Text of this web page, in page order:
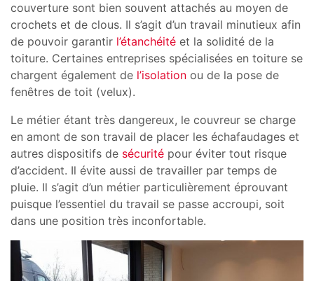
couverture sont bien souvent attachés au moyen de
crochets et de clous. Il s’agit d’un travail minutieux afin
de pouvoir garantir l’étanchéité et la solidité de la
toiture. Certaines entreprises spécialisées en toiture se
chargent également de l’isolation ou de la pose de
fenêtres de toit (velux).
Le métier étant très dangereux, le couvreur se charge
en amont de son travail de placer les échafaudages et
autres dispositifs de sécurité pour éviter tout risque
d’accident. Il évite aussi de travailler par temps de
pluie. Il s’agit d’un métier particulièrement éprouvant
puisque l’essentiel du travail se passe accroupi, soit
dans une position très inconfortable.